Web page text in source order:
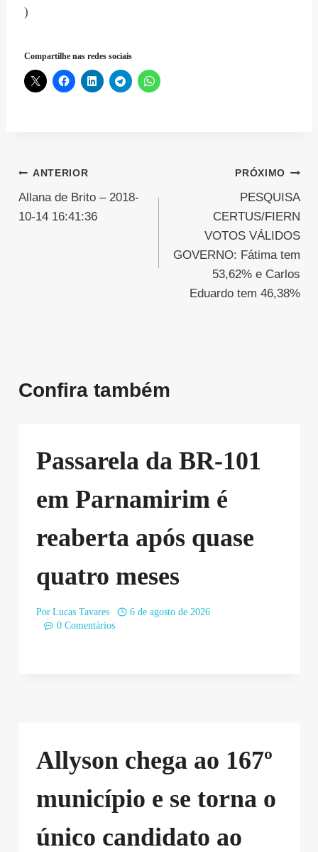
)
Compartilhe nas redes sociais
Navegação
de
ANTERIOR
Allana de Brito – 2018-
10-14 16:41:36
PRÓXIMO
PESQUISA
CERTUS/FIERN
VOTOS VÁLIDOS
GOVERNO: Fátima tem
53,62% e Carlos
Eduardo tem 46,38%
Confira também
Passarela da BR-101
em Parnamirim é
reaberta após quase
quatro meses
Por Lucas Tavares
6 de agosto de 2026
0 Comentários
Allyson chega ao 167º
município e se torna o
único candidato ao